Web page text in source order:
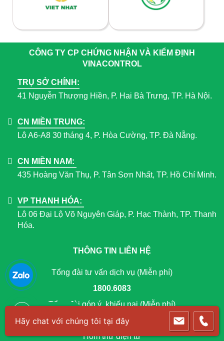
CÔNG TY CP CHỨNG NHẬN VÀ KIỂM ĐỊNH
VINACONTROL
TRỤ SỞ CHÍNH:
41 Nguyễn Thượng Hiền, P. Hai Bà Trưng, TP. Hà Nội.
CN MIỀN TRUNG:
Lô A6-A8 30 tháng 4, P. Hòa Cường, TP. Đà Nẵng.
CN MIỀN NAM:
435 Hoàng Văn Thụ, P. Tân Sơn Nhất, TP. Hồ Chí Minh.
VP THANH HÓA:
Lô 06 Đại Lộ Võ Nguyên Giáp, P. Hạc Thành, TP. Thanh
Hóa.
THÔNG TIN LIÊN HỆ
Tổng đài tư vấn dịch vụ (Miễn phí)
1800.6083
Tổng đài góp ý, khiếu nại (Miễn phí)
1800.1007
Hòm thư điện tử